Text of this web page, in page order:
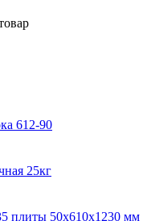
612-90
25кг
плиты 50х610х1230 мм